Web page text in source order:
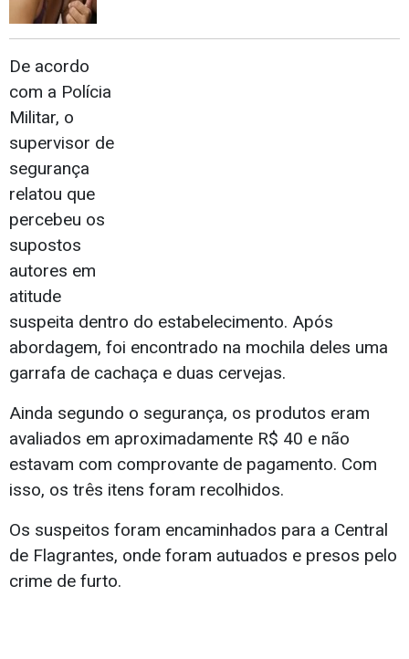
De acordo
com a Polícia
Militar, o
supervisor de
segurança
relatou que
percebeu os
supostos
autores em
atitude
suspeita dentro do estabelecimento. Após
abordagem, foi encontrado na mochila deles uma
garrafa de cachaça e duas cervejas.
Ainda segundo o segurança, os produtos eram
avaliados em aproximadamente R$ 40 e não
estavam com comprovante de pagamento. Com
isso, os três itens foram recolhidos.
Os suspeitos foram encaminhados para a Central
de Flagrantes, onde foram autuados e presos pelo
crime de furto.